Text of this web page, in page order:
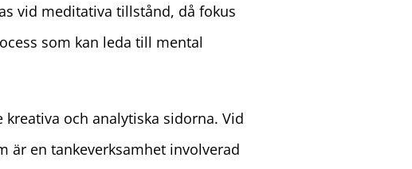
vid meditativa tillstånd, då fokus
som kan leda till mental
och analytiska sidorna. Vid
är en tankeverksamhet involverad